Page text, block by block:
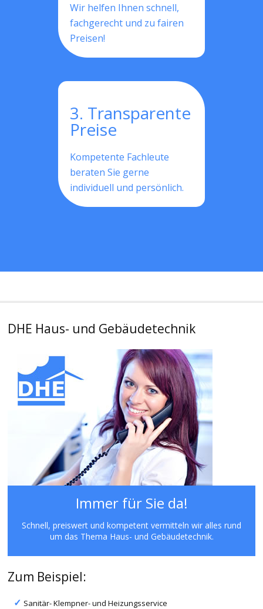
Wir helfen Ihnen schnell,
fachgerecht und zu fairen
Preisen!
3. Transparente
Preise
Kompetente Fachleute
beraten Sie gerne
individuell und persönlich.
DHE Haus- und Gebäudetechnik
Immer für Sie da!
Schnell, preiswert und kompetent vermitteln wir alles rund
um das Thema Haus- und Gebäudetechnik.
Zum Beispiel:
Sanitär- Klempner- und Heizungsservice